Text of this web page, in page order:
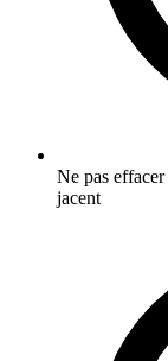
Ne pas
jacent